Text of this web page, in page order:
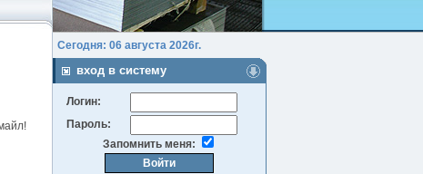
!
Сегодня: 06 августа 2026г.
вход в систему
Логин:
Пароль:
Запомнить меня: